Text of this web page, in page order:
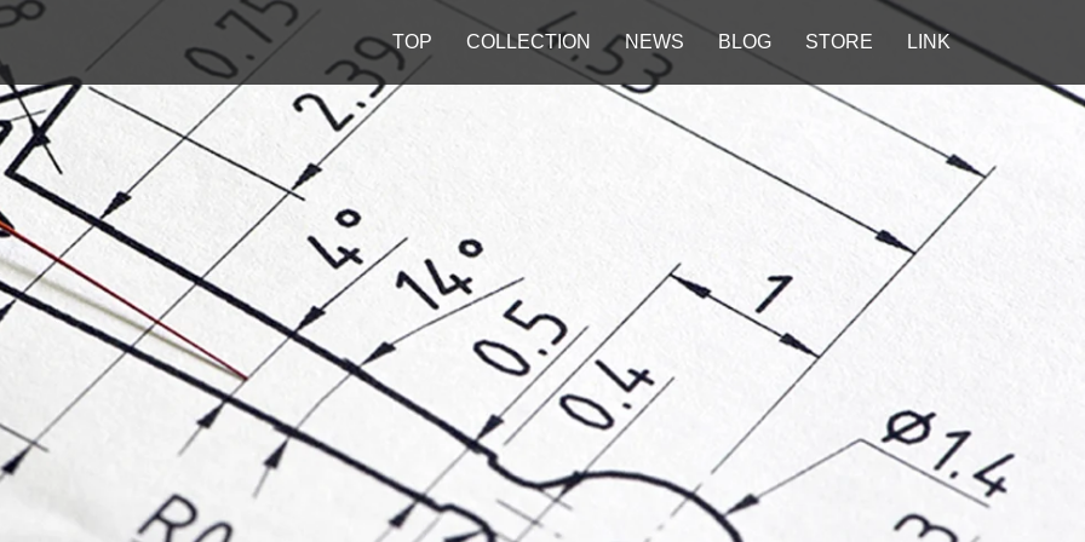
TOP COLLECTION NEWS BLOG STORE LINK